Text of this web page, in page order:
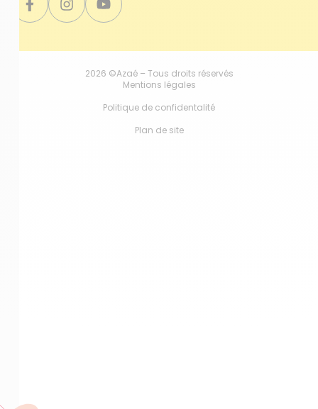
2026 ©Azaé – Tous droits réservés
Mentions légales
Politique de confidentalité
Plan de site